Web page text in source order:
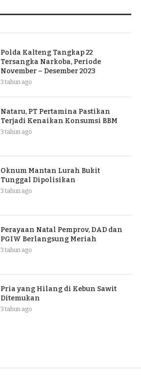
Polda Kalteng Tangkap 22
Tersangka Narkoba, Periode
November – Desember 2023
3 tahun ago
Nataru, PT Pertamina Pastikan
Terjadi Kenaikan Konsumsi BBM
3 tahun ago
Oknum Mantan Lurah Bukit
Tunggal Dipolisikan
3 tahun ago
Perayaan Natal Pemprov, DAD dan
PGIW Berlangsung Meriah
3 tahun ago
Pria yang Hilang di Kebun Sawit
Ditemukan
3 tahun ago